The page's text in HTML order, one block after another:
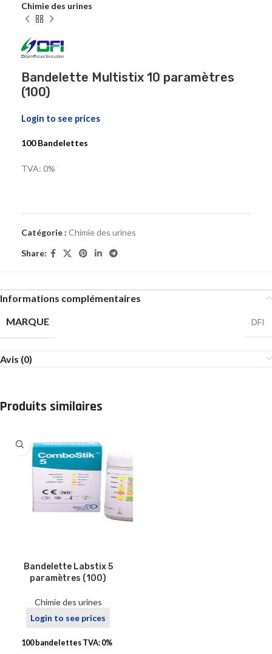
Chimie des urines
Bandelette Multistix 10 paramètres
(100)
Login to see prices
100 Bandelettes
TVA: 0%
Catégorie : Chimie des urines
Share:
Informations complémentaires
MARQUE
DFI
Avis (0)
Produits similaires
Bandelette Labstix 5
paramètres (100)
Chimie des urines
Login to see prices
100 bandelettes TVA: 0%